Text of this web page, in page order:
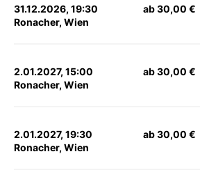
31.12.2026, 19:30
Ronacher, Wien
ab 30,00 €
2.01.2027, 15:00
Ronacher, Wien
ab 30,00 €
2.01.2027, 19:30
Ronacher, Wien
ab 30,00 €